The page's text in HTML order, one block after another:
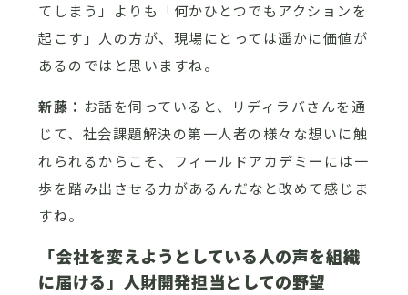
てしまう」よりも「何かひとつでもアクションを
起こす」人の方が、現場にとっては遥かに価値が
あるのではと思いますね。
新藤： お話を伺っていると、リディラバさんを通
じて、社会課題解決の第一人者の様々な想いに触
れられるからこそ、フィールドアカデミーには一
歩を踏み出させる力があるんだなと改めて感じま
すね。
「会社を変えようとしている人の声を組織
に届ける」人財開発担当としての野望